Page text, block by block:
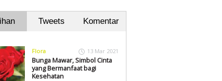
Tweets Komentar
Flora 13 Mar 2021
Bunga Mawar, Simbol Cinta
yang Bermanfaat bagi
Kesehatan